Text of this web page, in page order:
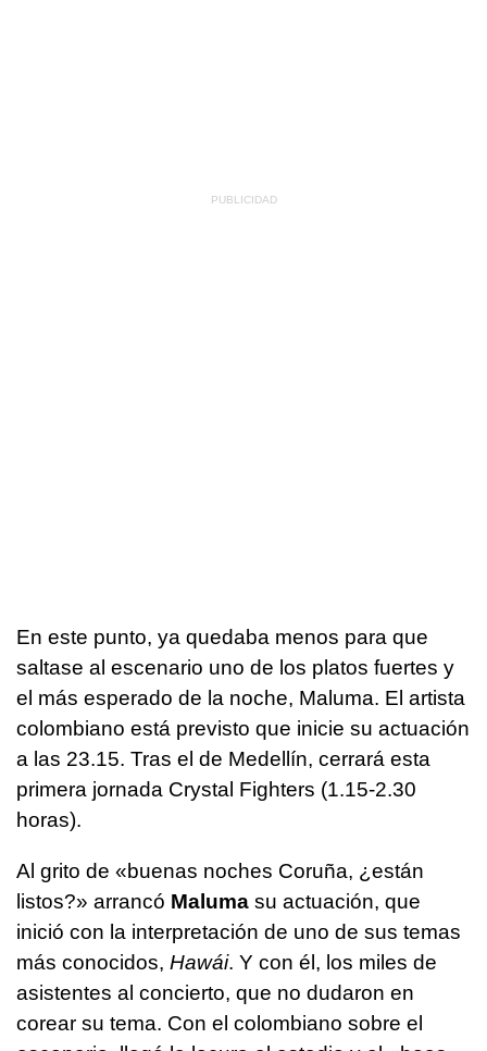
En este punto, ya quedaba menos para que
saltase al escenario uno de los platos fuertes y
el más esperado de la noche, Maluma. El artista
colombiano está previsto que inicie su actuación
a las 23.15. Tras el de Medellín, cerrará esta
primera jornada Crystal Fighters (1.15-2.30
horas).
Al grito de «buenas noches Coruña, ¿están
listos?» arrancó Maluma su actuación, que
inició con la interpretación de uno de sus temas
más conocidos, Hawái. Y con él, los miles de
asistentes al concierto, que no dudaron en
corear su tema. Con el colombiano sobre el